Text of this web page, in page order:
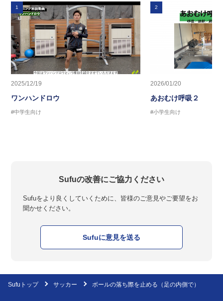
1
2025/12/19
ワンハンドロウ
#中学生向け
2
2026/01/20
あおむけ呼吸２
#小学生向け
Sufuの改善にご協力ください
Sufuをより良くしていくために、皆様のご意見やご要望をお
聞かせください。
Sufuに意見を送る
Sufuトップ サッカー ボールの落ち際を止める（足の内側で）